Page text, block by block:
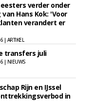
verder onder
Hans Kok: 'Voor
verandert er
| ARTIKEL
transfers juli
| NIEUWS
Rijn en IJssel
in